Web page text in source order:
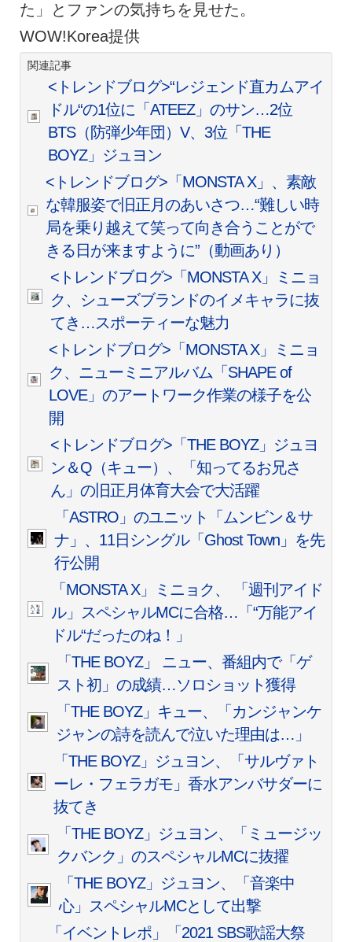
た」とファンの気持ちを見せた。
WOW!Korea提供
関連記事
<トレンドブログ>“レジェンド直カムアイ
ドル“の1位に「ATEEZ」のサン…2位
BTS（防弾少年団）V、3位「THE
BOYZ」ジュヨン
<トレンドブログ>「MONSTA X」、素敵
な韓服姿で旧正月のあいさつ…“難しい時
局を乗り越えて笑って向き合うことがで
きる日が来ますように”（動画あり）
<トレンドブログ>「MONSTA X」ミニョ
ク、シューズブランドのイメキャラに抜
てき…スポーティーな魅力
<トレンドブログ>「MONSTA X」ミニョ
ク、ニューミニアルバム「SHAPE of
LOVE」のアートワーク作業の様子を公
開
<トレンドブログ>「THE BOYZ」ジュヨ
ン＆Q（キュー）、「知ってるお兄さ
ん」の旧正月体育大会で大活躍
「ASTRO」のユニット「ムンビン＆サ
ナ」、11日シングル「Ghost Town」を先
行公開
「MONSTA X」ミニョク、 「週刊アイド
ル」スペシャルMCに合格…「“万能アイ
ドル“だったのね！」
「THE BOYZ」 ニュー、番組内で「ゲ
スト初」の成績…ソロショット獲得
「THE BOYZ」キュー、「カンジャンケ
ジャンの詩を読んで泣いた理由は…」
「THE BOYZ」ジュヨン、「サルヴァト
ーレ・フェラガモ」香水アンバサダーに
抜てき
「THE BOYZ」ジュヨン、「ミュージッ
クバンク」のスペシャルMCに抜擢
「THE BOYZ」ジュヨン、「音楽中
心」スペシャルMCとして出撃
「イベントレポ」「2021 SBS歌謡大祭